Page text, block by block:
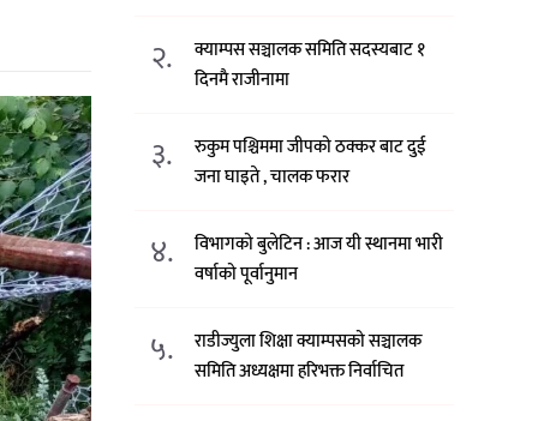
२.
क्याम्पस सञ्चालक समिति सदस्यबाट १
दिनमै राजीनामा
३.
रुकुम पश्चिममा जीपको ठक्कर बाट दुई
जना घाइते , चालक फरार
४.
विभागको बुलेटिन : आज यी स्थानमा भारी
वर्षाको पूर्वानुमान
५.
राडीज्युला शिक्षा क्याम्पसको सञ्चालक
समिति अध्यक्षमा हरिभक्त निर्वाचित